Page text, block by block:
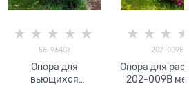
58-964Gr
Опора для
вьющихся
202-009B
Опора для
202-009B